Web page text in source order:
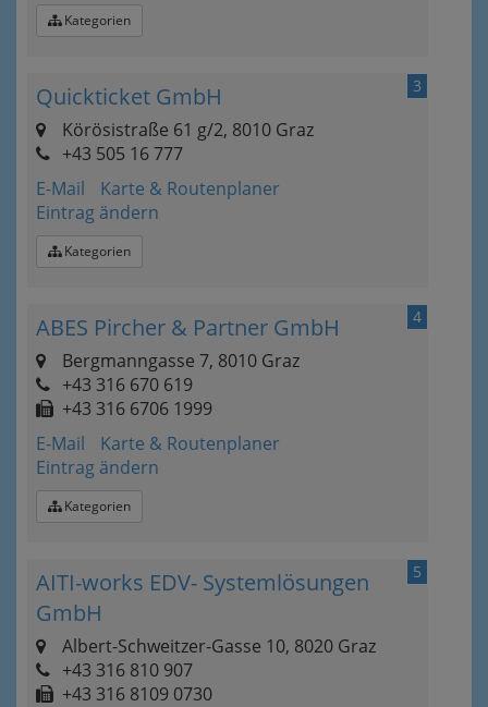
Kategorien
3
Quickticket GmbH
Körösistraße 61 g/2, 8010 Graz
+43 505 16 777
E-Mail
Karte & Routenplaner
Eintrag ändern
Kategorien
4
ABES Pircher & Partner GmbH
Bergmanngasse 7, 8010 Graz
+43 316 670 619
+43 316 6706 1999
E-Mail
Karte & Routenplaner
Eintrag ändern
Kategorien
5
AITI-works EDV- Systemlösungen
GmbH
Albert-Schweitzer-Gasse 10, 8020 Graz
+43 316 810 907
+43 316 8109 0730